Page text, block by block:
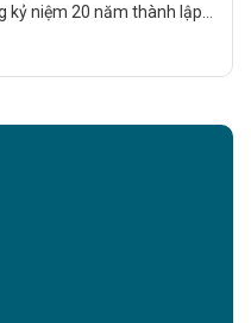
kỷ niệm 20 năm thành lập